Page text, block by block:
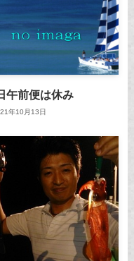
午前便は休み
年10月13日